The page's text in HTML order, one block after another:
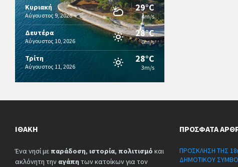
Κυριακή
Αύγουστος 9, 2026
29°C
4m/s
Δευτέρα
Αύγουστος 10, 2026
28°C
0m/s
Τρίτη
Αύγουστος 11, 2026
28°C
3m/s
ΙΘΆΚΗ
Ένα νησί με παράδοση, ιστορία, πολιτισμό και
ακλόνητη την αγάπη των κατοίκων για τον
ΠΡΌΣΦΑΤΑ
ΠΡΟΣΚΛΗΣΗ ΤΗΣ
ΔΗΜΟΤΙΚΟΥ